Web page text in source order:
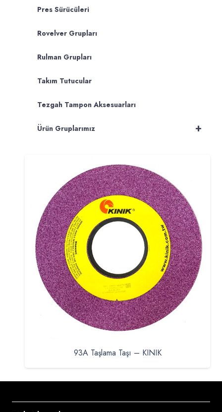
Pres Sürücüleri
Rovelver Grupları
Rulman Grupları
Takım Tutucular
Tezgah Tampon Aksesuarları
+
Ürün Gruplarımız
93A Taşlama Taşı – KINIK